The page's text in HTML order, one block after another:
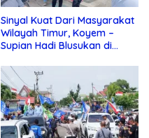
Sinyal Kuat Dari Masyarakat
Wilayah Timur, Koyem –
Supian Hadi Blusukan di